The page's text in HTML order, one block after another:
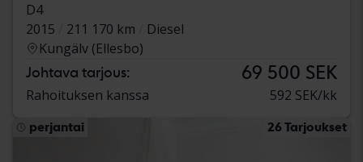
D4
2015
211 170 km
Diesel
Kungälv (Ellesbo)
Johtava tarjous: 69 500 SEK
Rahoituksen kanssa 592 SEK/kk
perjantai 26 Tarjoukset